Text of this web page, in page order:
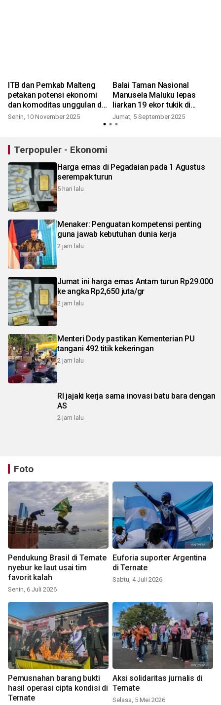
ITB dan Pemkab Malteng
petakan potensi ekonomi
dan komoditas unggulan di
kawasan transmigrasi
Senin, 10 November 2025
Balai Taman Nasional
Manusela Maluku lepas
liarkan 19 ekor tukik di
pantai
Jumat, 5 September 2025
Terpopuler - Ekonomi
Harga emas di Pegadaian pada 1 Agustus
serempak turun
5 hari lalu
Menaker: Penguatan kompetensi penting
guna jawab kebutuhan dunia kerja
2 jam lalu
Jumat ini harga emas Antam turun Rp29.000
ke angka Rp2,650 juta/gr
2 jam lalu
Menteri Dody pastikan Kementerian PU
tangani 492 titik kekeringan
2 jam lalu
RI jajaki kerja sama inovasi batu bara dengan
AS
2 jam lalu
Foto
Pendukung Brasil di Ternate
nyebur ke laut usai tim
favorit kalah
Senin, 6 Juli 2026
Euforia suporter Argentina
di Ternate
Sabtu, 4 Juli 2026
Pemusnahan barang bukti
hasil operasi cipta kondisi di
Ternate
Aksi solidaritas jurnalis di
Ternate
Selasa, 5 Mei 2026